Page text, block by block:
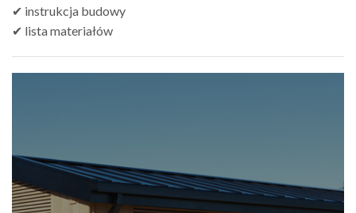
✔ instrukcja budowy
✔ lista materiałów